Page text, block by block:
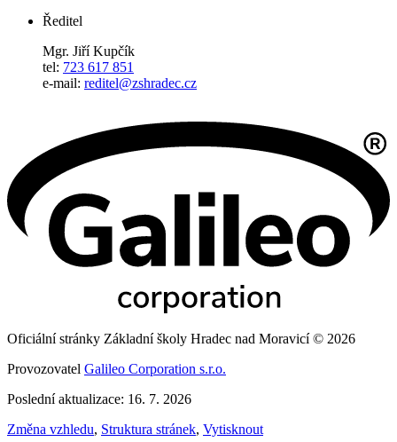
Ředitel
Mgr. Jiří Kupčík
tel: 723 617 851
e-mail: reditel@zshradec.cz
Oficiální stránky Základní školy Hradec nad Moravicí © 2026
Provozovatel Galileo Corporation s.r.o.
Poslední aktualizace: 16. 7. 2026
Změna vzhledu, Struktura stránek, Vytisknout